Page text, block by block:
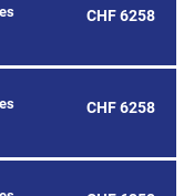
CHF 6258
CHF 6258